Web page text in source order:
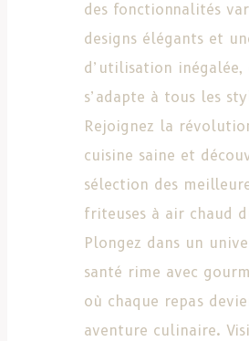
des fonctionnalités
designs élégants et
d’utilisation inégalée,
s’adapte à tous les
Rejoignez la
cuisine saine et
sélection des
friteuses à air chaud
Plongez dans un
santé rime avec
où chaque repas
aventure culinaire.